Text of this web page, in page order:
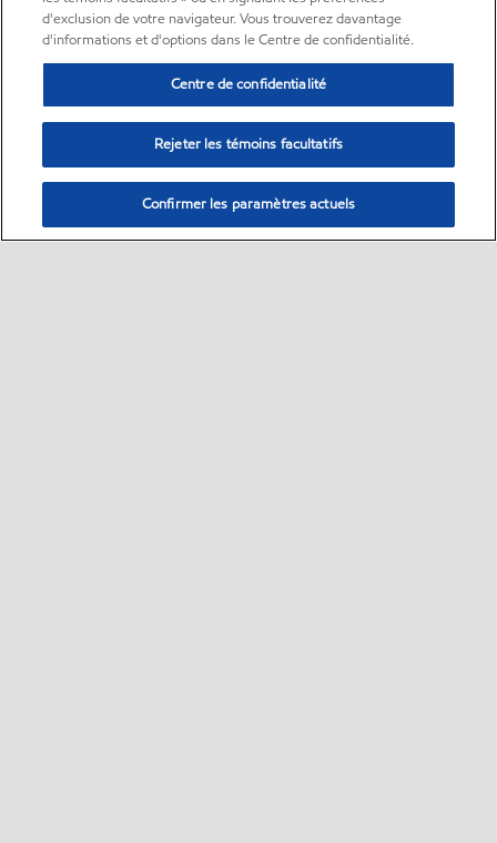
d'exclusion de votre navigateur. Vous trouverez davantage
d'informations et d'options dans le Centre de confidentialité.
Centre de confidentialité
Rejeter les témoins facultatifs
Confirmer les paramètres actuels